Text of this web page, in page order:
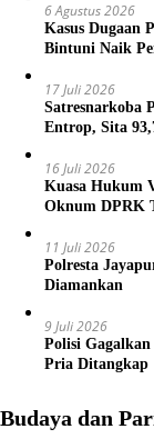
6 Agustus 2026
Kasus Dugaan
Bintuni Naik
17 Juli 2026
Satresnarkoba
Entrop, Sita
16 Juli 2026
Kuasa Hukum
Oknum DPRK
11 Juli 2026
Polresta
Diamankan
9 Juli 2026
Polisi
Pria Ditangkap
Budaya dan